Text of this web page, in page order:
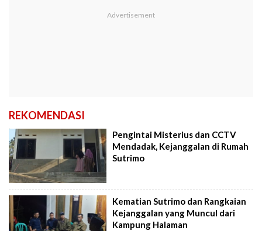
REKOMENDASI
Pengintai Misterius dan CCTV
Mendadak, Kejanggalan di Rumah
Sutrimo
Kematian Sutrimo dan Rangkaian
Kejanggalan yang Muncul dari
Kampung Halaman